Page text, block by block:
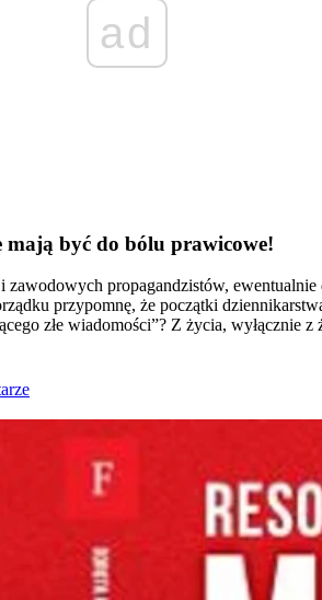
ad
mają być do bólu prawicowe!
propagandzistów,
przypomnę, że początki
złe wiadomości”? Z życia, wyłącznie